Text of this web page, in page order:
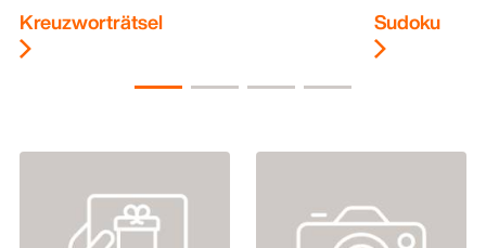
Kreuzworträtsel Sudoku